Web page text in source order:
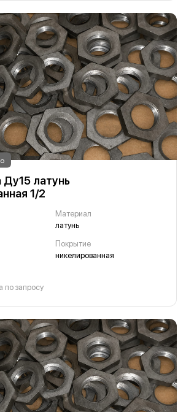
Ду15 латунь
1/2
Материал
латунь
Покрытие
никелированная
по запросу